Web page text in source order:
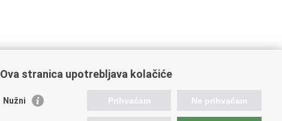
Ostale poveznice
Ova stranica upotrebljava kolačiće
Nužni Prihvaćam Ne prihvaćam